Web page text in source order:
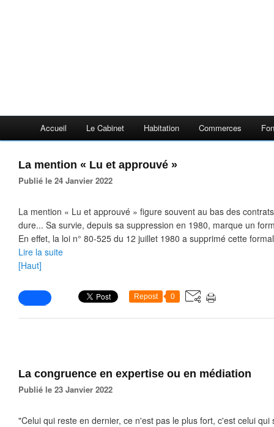
Accueil Le Cabinet Habitation Commerces
La mention « Lu et approuvé »
Publié le 24 Janvier 2022
La mention « Lu et approuvé » figure souvent au bas des
dure... Sa survie, depuis sa suppression en 1980, marque un
En effet, la loi n° 80-525 du 12 juillet 1980 a supprimé cette
Lire la suite
[Haut]
Repost 0
La congruence en expertise ou en médiation
Publié le 23 Janvier 2022
"Celui qui reste en dernier, ce n'est pas le plus fort, c'est celui